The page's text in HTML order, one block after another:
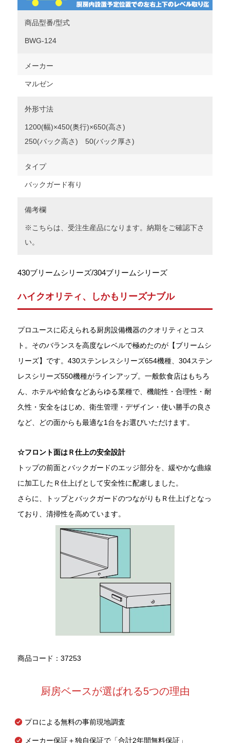
商品型番/型式
BWG-124
メーカー
マルゼン
外形寸法
1200(幅)×450(奥行)×650(高さ)
250(バック高さ) 50(バック厚さ)
タイプ
バックガード有り
備考欄
※こちらは、受注生産品になります。納期をご確認下さ
い。
430ブリームシリーズ/304ブリームシリーズ
ハイクオリティ、しかもリーズナブル
プロユースに応えられる厨房設備機器のクオリティとコス
ト。そのバランスを高度なレベルで極めたのが【ブリームシ
リーズ】です。430ステンレスシリーズ654機種、304ステン
レスシリーズ550機種がラインアップ。一般飲食店はもちろ
ん、ホテルや給食などあらゆる業種で、機能性・合理性・耐
久性・安全をはじめ、衛生管理・デザイン・使い勝手の良さ
など、どの面からも最適な1台をお選びいただけます。
☆フロント面はＲ仕上の安全設計
トップの前面とバックガードのエッジ部分を、緩やかな曲線
に加工したＲ仕上げとして安全性に配慮しました。
さらに、トップとバックガードのつながりもＲ仕上げとなっ
ており、清掃性を高めています。
商品コード：37253
厨房ベースが選ばれる5つの理由
プロによる無料の事前現地調査
メーカー保証＋独自保証で「合計2年間無料保証」